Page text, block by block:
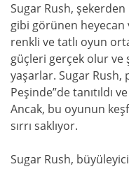
Sugar Rush,
gibi görünen heyecan
renkli ve tatlı oyun
güçleri gerçek olur
yaşarlar. Sugar
Peşinde”de tanıtıldı
Ancak, bu oyunun
sırrı saklıyor.
Sugar Rush,